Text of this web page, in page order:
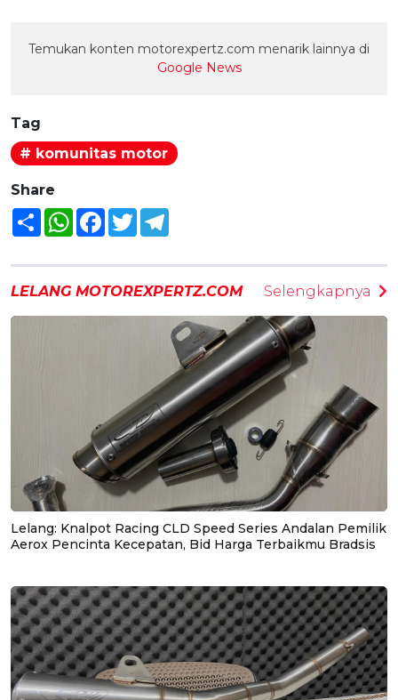
Temukan konten motorexpertz.com menarik lainnya di
Google News
Tag
# komunitas motor
Share
Share WhatsAppFacebook
Twitter
LELANG MOTOREXPERTZ.COM Selengkapnya
Lelang: Knalpot Racing CLD Speed Series Andalan Pemilik
Aerox Pencinta Kecepatan, Bid Harga Terbaikmu Bradsis